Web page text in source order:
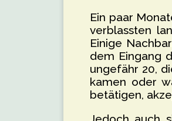
Ein paar
verblassten
Einige
dem Eingang
ungefähr 20,
kamen oder
betätigen,